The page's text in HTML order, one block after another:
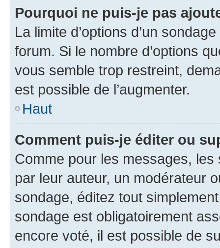
Pourquoi ne puis-je pas
La limite d’options d’un
forum. Si le nombre d’options
vous semble trop restreint,
est possible de l’augmenter.
Haut
Comment puis-je éditer ou
Comme pour les messages,
par leur auteur, un modérateur
sondage, éditez tout
sondage est obligatoirement
encore voté, il est possible de